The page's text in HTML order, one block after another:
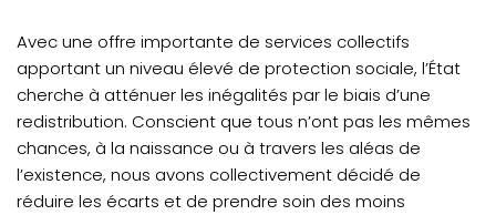
Avec une offre importante de services collectifs
apportant un niveau élevé de protection sociale, l’État
cherche à atténuer les inégalités par le biais d’une
redistribution. Conscient que tous n’ont pas les mêmes
chances, à la naissance ou à travers les aléas de
l’existence, nous avons collectivement décidé de
réduire les écarts et de prendre soin des moins